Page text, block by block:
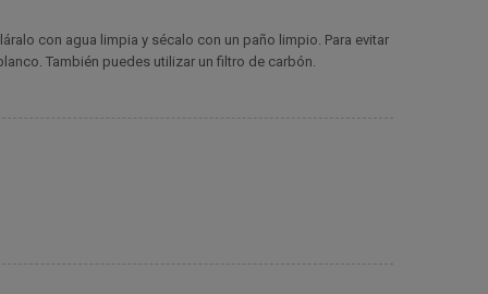
con agua limpia y sécalo con un paño limpio. Para evitar
También puedes utilizar un filtro de carbón.